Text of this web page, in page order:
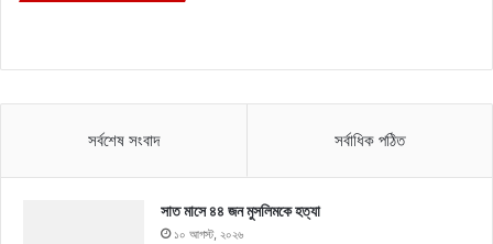
সর্বশেষ সংবাদ সর্বাধিক পঠিত
সাত মাসে ৪৪ জন মুসলিমকে হত্যা
১০ আগস্ট, ২০২৬